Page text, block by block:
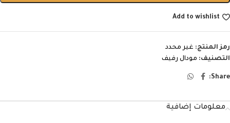
Add to wishlist
رمز المنتج: غير محدد
التصنيف: مودال رفيف
Share:
معلومات إضافية